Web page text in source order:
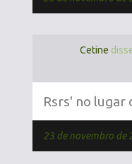
Cetine
Rsrs' no
23 de novembro de